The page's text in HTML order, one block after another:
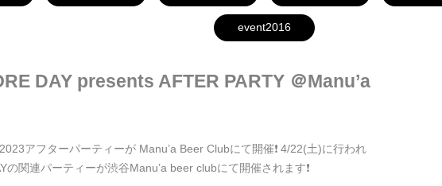
event2016
DAY presents AFTER PARTY ＠Manu’a
アフターパーティーが Manu’a Beer Clubにて開催❗ 4/22(土)に行われ
の関連パーティーが渋谷Manu’a beer clubにて開催されます❗